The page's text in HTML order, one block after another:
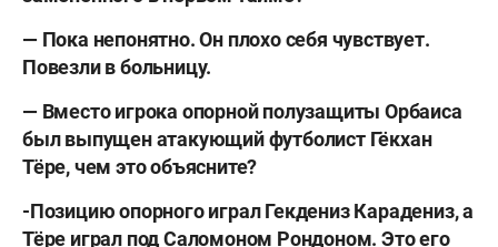
— Пока непонятно. Он плохо себя чувствует.
Повезли в больницу.
— Вместо игрока опорной полузащиты Орбаиса
был выпущен атакующий футболист Гёкхан
Тёре, чем это объясните?
-Позицию опорного играл Гекдениз Карадениз, а
Тёре играл под Саломоном Рондоном. Это его